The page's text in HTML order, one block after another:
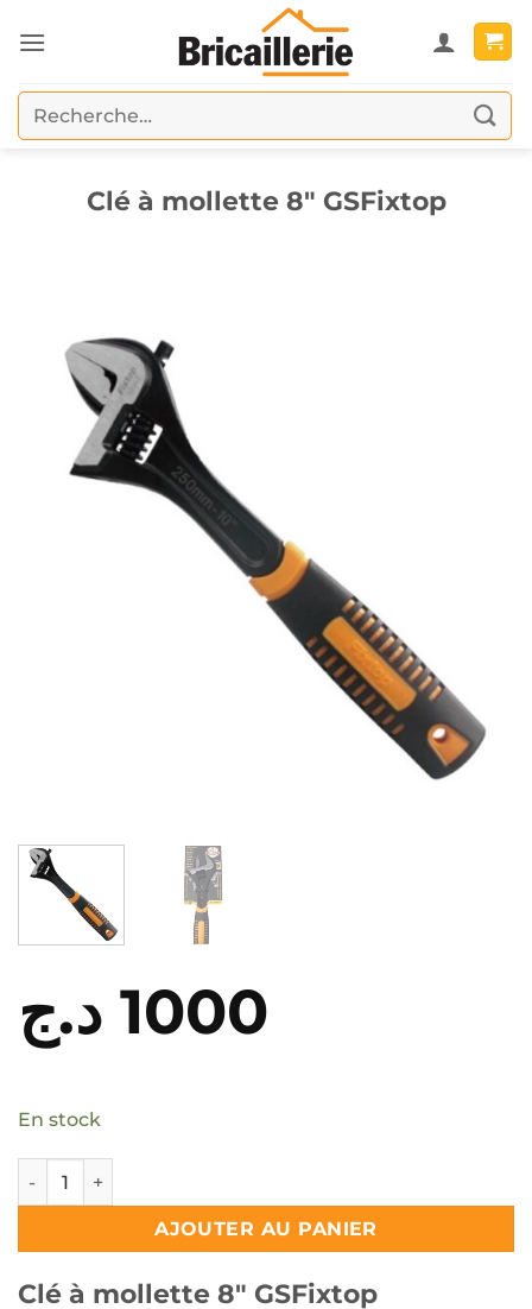
au
Recherche
pour :
Clé à mollette 8″ GSFixtop
1000 د.ج
En stock
quantité de Clé à mollette 8" GSFixtop
AJOUTER AU PANIER
Clé à mollette 8″ GSFixtop